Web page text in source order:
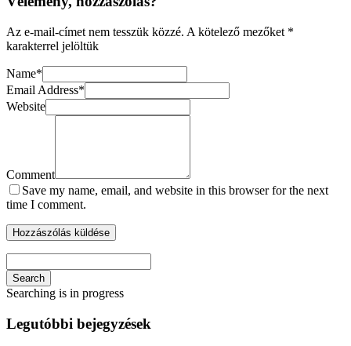
Az e-mail-címet nem tesszük közzé. A kötelező mezőket *
karakterrel jelöltük
Name*
Email Address*
Website
Comment
Save my name, email, and website in this browser for the next
time I comment.
Search
Searching is in progress
Legutóbbi bejegyzések